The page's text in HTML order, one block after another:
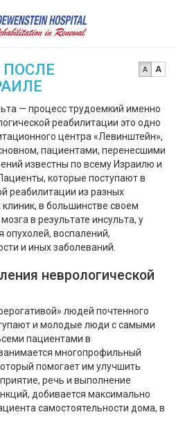
A A
— процесс трудоемкий именно
реабилитации это одно
центра «Левинштейн»,
пациентами, перенесшими
известны по всему Израилю и
которые поступают в
реабилитации из разных
в большинстве своем
в результате инсульта, у
опухолей, воспалений,
и иных заболеваний.
неврологической
людей почтенного
и молодые люди с самыми
пациентами в
многопрофильный
помогает им улучшить
речь и выполнение
добивается максимально
самостоятельности дома, в